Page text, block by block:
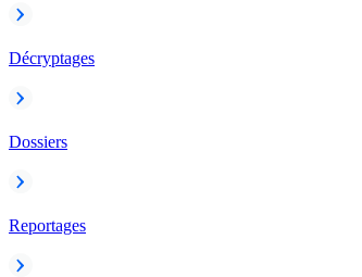
Décryptages
Dossiers
Reportages